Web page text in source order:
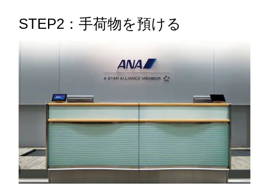
STEP2：手荷物を預ける